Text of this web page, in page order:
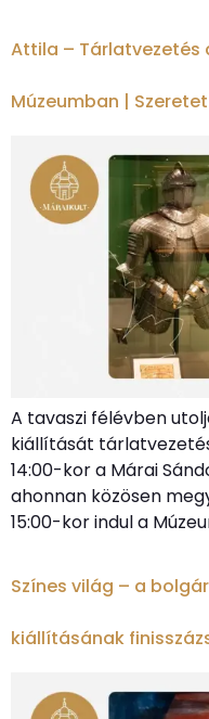
Attila – Tárlatvezetés
Múzeumban |
A tavaszi félévben
kiállítását
14:00-kor a Márai
ahonnan közösen
15:00-kor indul a
Színes világ – a
kiállításának